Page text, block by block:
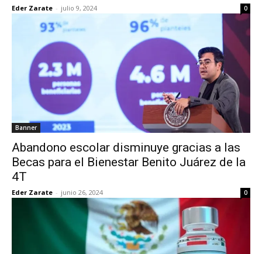
Eder Zarate - julio 9, 2024 0
Banner
Abandono escolar disminuye gracias a las
Becas para el Bienestar Benito Juárez de la
4T
Eder Zarate - junio 26, 2024 0